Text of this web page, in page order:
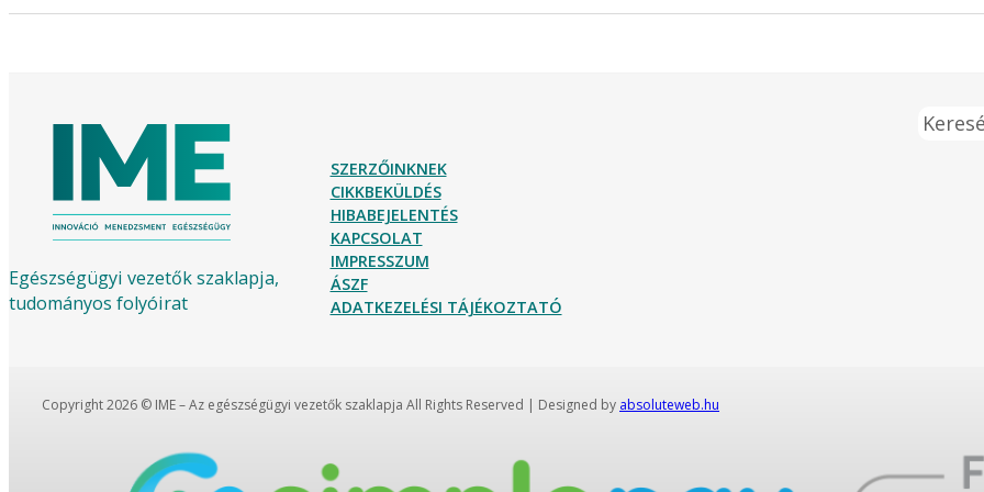
Egészségügyi vezetők szaklapja,
tudományos folyóirat
Keresés
SZERZŐINKNEK
CIKKBEKÜLDÉS
HIBABEJELENTÉS
KAPCSOLAT
IMPRESSZUM
ÁSZF
ADATKEZELÉSI TÁJÉKOZTATÓ
Copyright 2026 © IME – Az egészségügyi vezetők szaklapja All Rights Reserved | Designed by absoluteweb.hu